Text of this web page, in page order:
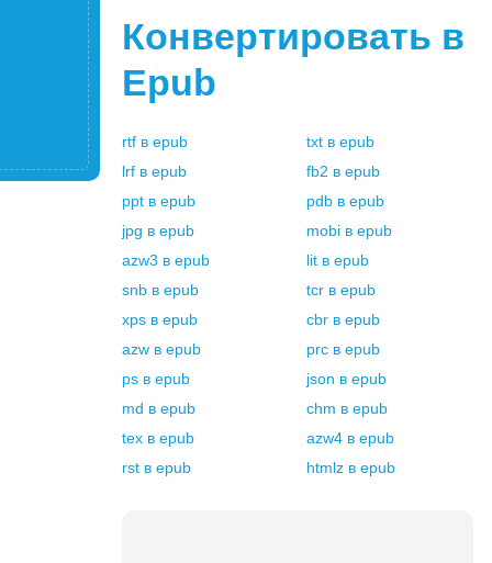
Конвертировать в
Epub
rtf в epub txt в epub
lrf в epub fb2 в epub
ppt в epub pdb в epub
jpg в epub mobi в epub
azw3 в epub lit в epub
snb в epub tcr в epub
xps в epub cbr в epub
azw в epub prc в epub
ps в epub json в epub
md в epub chm в epub
tex в epub azw4 в epub
rst в epub htmlz в epub